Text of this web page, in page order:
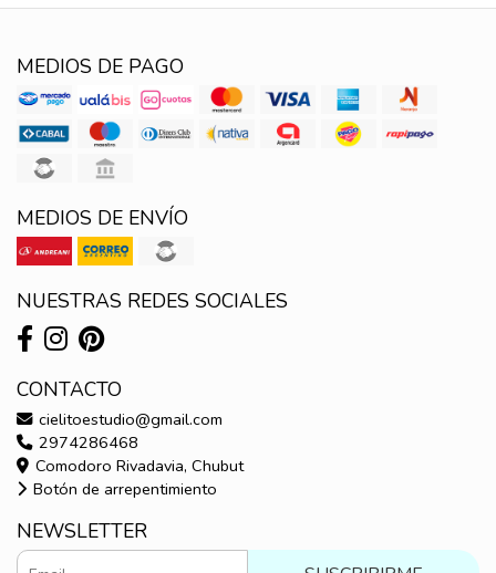
MEDIOS DE PAGO
MEDIOS DE ENVÍO
NUESTRAS REDES SOCIALES
CONTACTO
cielitoestudio@gmail.com
2974286468
Comodoro Rivadavia, Chubut
Botón de arrepentimiento
NEWSLETTER